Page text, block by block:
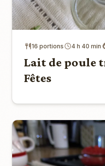
16 portions 4 h 40 min
Lait de poule
Fêtes